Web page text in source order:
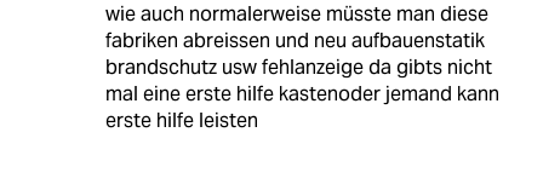
wie auch normalerweise müsste man diese
fabriken abreissen und neu aufbauenstatik
brandschutz usw fehlanzeige da gibts nicht
mal eine erste hilfe kastenoder jemand kann
erste hilfe leisten